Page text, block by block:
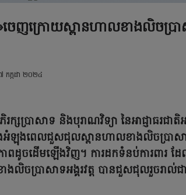
»ចេញក្រោយស្ពានហាលខាងលិចប្រាស
កក្កដា ២០២៤
សប្រាសាទ និងបុរាណវិទ្យា នៃអាជ្ញាធរជាតិ
ងអំឡុងពេលជួសជុលស្ពានហាលខាងលិចប្រាសា
ដូចដើមឡើងវិញ។ ការដកទំនប់ការពារ ដ
ងលិចប្រាសាទអង្គរវត្ត បានជួសជុលរួចរាល់ជ